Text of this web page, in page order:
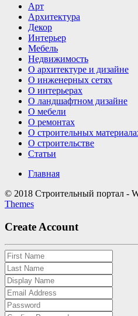
Арт
Архитектура
Декор
Интерьер
Мебель
Недвижимость
О архитектуре и дизайне
О инженерных сетях
О интерьерах
О ландшафтном дизайне
О мебели
О ремонтах
О строительных
О строительстве
Статьи
Главная
© 2018 Строительный портал -
Themes
Create Account